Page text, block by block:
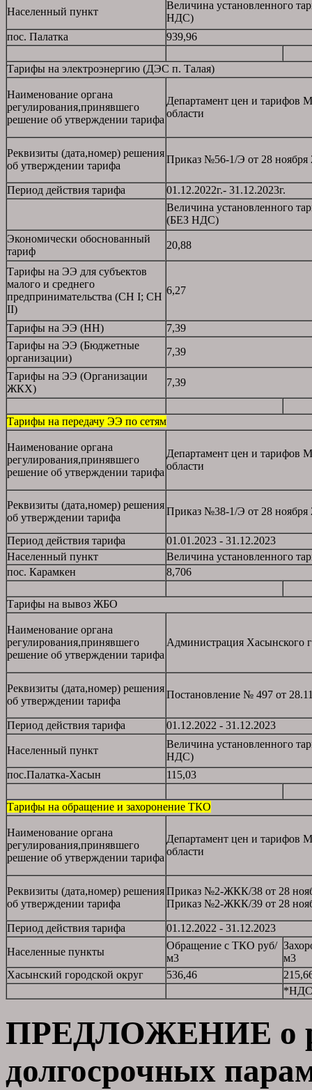
Населенный пункт
Величина установленного
НДС)
пос. Палатка
939,96
Тарифы на электроэнергию (ДЭС п. Талая)
Наименование органа
регулирования,принявшего
решение об утверждении тарифа
Департамент цен и тарифов
области
Реквизиты (дата,номер) решения
об утверждении тарифа
Приказ №56-1/Э от 28 ноября
Период действия тарифа
01.12.2022г.- 31.12.2023г.
Величина установленного
(БЕЗ НДС)
Экономически обоснованный
тариф
20,88
Тарифы на ЭЭ для субъектов
малого и среднего
предпринимательства (СН I; СН
II)
6,27
Тарифы на ЭЭ (НН)
7,39
Тарифы на ЭЭ (Бюджетные
организации)
7,39
Тарифы на ЭЭ (Организации
ЖКХ)
7,39
Тарифы на передачу ЭЭ по сетям
Наименование органа
регулирования,принявшего
решение об утверждении тарифа
Департамент цен и тарифов
области
Реквизиты (дата,номер) решения
об утверждении тарифа
Приказ №38-1/Э от 28 ноября
Период действия тарифа
01.01.2023 - 31.12.2023
Населенный пункт
Величина установленного
пос. Карамкен
8,706
Тарифы на вывоз ЖБО
Наименование органа
регулирования,принявшего
решение об утверждении тарифа
Администрация Хасынского
Реквизиты (дата,номер) решения
об утверждении тарифа
Постановление № 497 от
Период действия тарифа 01.12.2022 - 31.12.2023
Населенный пункт
Величина установленного
НДС)
пос.Палатка-Хасын
115,03
Тарифы на обращение и захоронение ТКО
Наименование органа
регулирования,принявшего
решение об утверждении тарифа
Департамент цен и тарифов
области
Реквизиты (дата,номер) решения
об утверждении тарифа
Приказ №2-ЖКК/38 от 28
Приказ №2-ЖКК/39 от 28
Период действия тарифа
01.12.2022 - 31.12.2023
Населенные пункты
Обращение с ТКО руб/
м3
м3
Хасынский городской округ
536,46
*НДС
ПРЕДЛОЖЕНИЕ о
долгосрочных